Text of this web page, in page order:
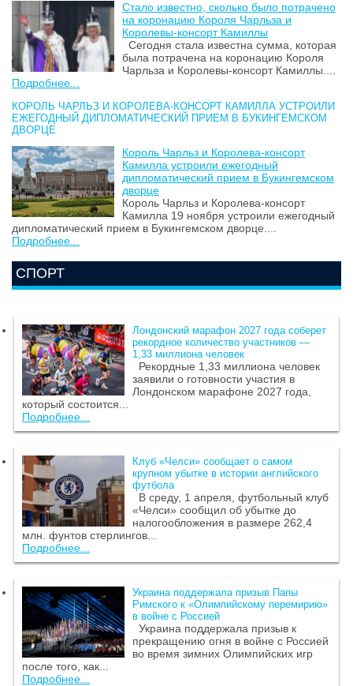
Стало известно, сколько было потрачено
на коронацию Короля Чарльза и
Королевы-консорт Камиллы
Сегодня стала известна сумма, которая
была потрачена на коронацию Короля
Чарльза и Королевы-консорт Камиллы....
Подробнее...
КОРОЛЬ ЧАРЛЬЗ И КОРОЛЕВА-КОНСОРТ КАМИЛЛА УСТРОИЛИ
ЕЖЕГОДНЫЙ ДИПЛОМАТИЧЕСКИЙ ПРИЕМ В БУКИНГЕМСКОМ
ДВОРЦЕ
Король Чарльз и Королева-консорт
Камилла устроили ежегодный
дипломатический прием в Букингемском
дворце
Король Чарльз и Королева-консорт
Камилла 19 ноября устроили ежегодный
дипломатический прием в Букингемском дворце....
Подробнее...
СПОРТ
Лондонский марафон 2027 года соберет
рекордное количество участников —
1,33 миллиона человек
Рекордные 1,33 миллиона человек
заявили о готовности участия в
Лондонском марафоне 2027 года,
который состоится...
Подробнее...
Клуб «Челси» сообщает о самом
крупном убытке в истории английского
футбола
В среду, 1 апреля, футбольный клуб
«Челси» сообщил об убытке до
налогообложения в размере 262,4
млн. фунтов стерлингов...
Подробнее...
Украина поддержала призыв Папы
Римского к «Олимпийскому перемирию»
в войне с Россией
Украина поддержала призыв к
прекращению огня в войне с Россией
во время зимних Олимпийских игр
после того, как...
Подробнее...